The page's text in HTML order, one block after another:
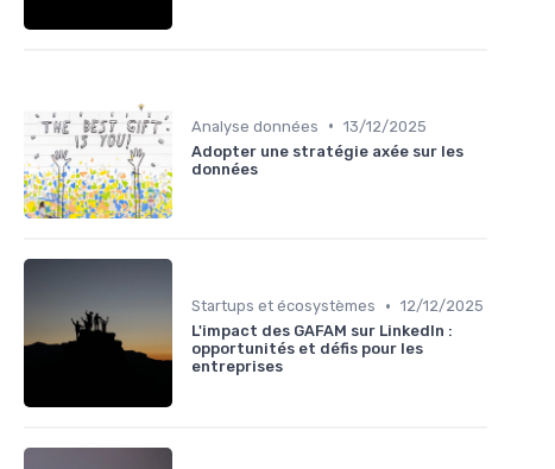
Analyse données • 13/12/2025
Adopter une stratégie axée sur les
données
Startups et écosystèmes • 12/12/2025
L'impact des GAFAM sur LinkedIn :
opportunités et défis pour les
entreprises